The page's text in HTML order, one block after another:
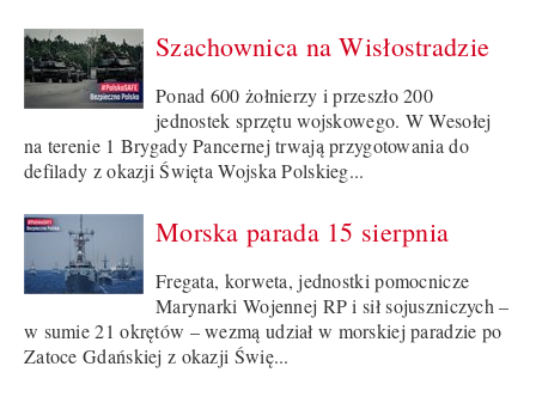
Szachownica na Wisłostradzie
Ponad 600 żołnierzy i przeszło 200
jednostek sprzętu wojskowego. W Wesołej
na terenie 1 Brygady Pancernej trwają przygotowania do
defilady z okazji Święta Wojska Polskieg...
Morska parada 15 sierpnia
Fregata, korweta, jednostki pomocnicze
Marynarki Wojennej RP i sił sojuszniczych –
w sumie 21 okrętów – wezmą udział w morskiej paradzie po
Zatoce Gdańskiej z okazji Świę...